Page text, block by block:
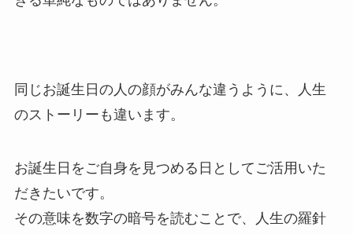
同じお誕生日の人の顔がみんな違うように、人生
のストーリーも違います。
お誕生日をご自身を見つめる日としてご活用いた
だきたいです。
その意味を数字の暗号を読むことで、人生の羅針